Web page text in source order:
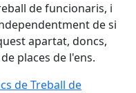
de funcionaris, i
de si
apartat, doncs,
places de l'ens.
de Treball de